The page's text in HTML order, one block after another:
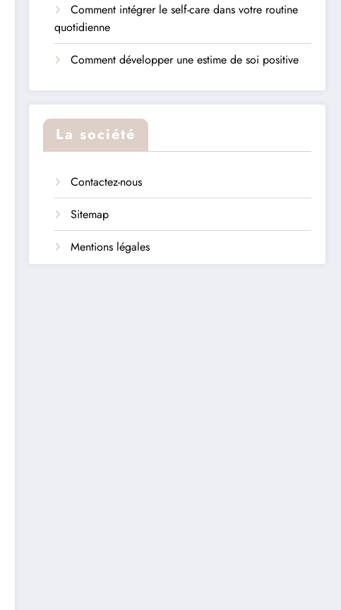
Comment intégrer le self-care dans votre routine
quotidienne
Comment développer une estime de soi positive
La société
Contactez-nous
Sitemap
Mentions légales